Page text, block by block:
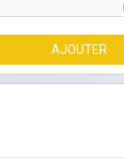
AJOUTER